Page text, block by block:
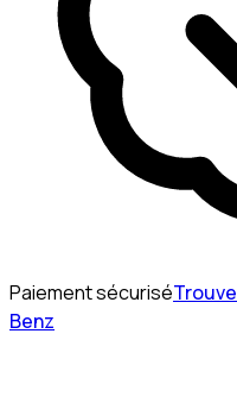
Paiement sécurisé
Benz